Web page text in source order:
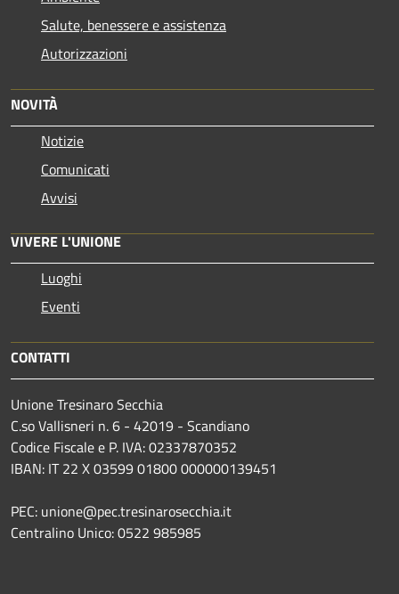
Salute, benessere e assistenza
Autorizzazioni
NOVITÀ
Notizie
Comunicati
Avvisi
VIVERE L'UNIONE
Luoghi
Eventi
CONTATTI
Unione Tresinaro Secchia
C.so Vallisneri n. 6 - 42019 - Scandiano
Codice Fiscale e P. IVA: 02337870352
IBAN: IT 22 X 03599 01800 000000139451
PEC: unione@pec.tresinarosecchia.it
Centralino Unico: 0522 985985